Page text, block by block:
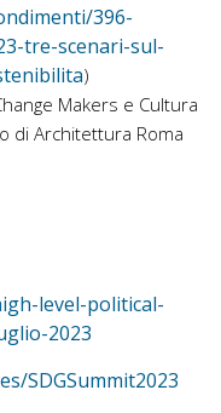
396-
tre-scenari-sul-
)
Makers e Cultura
di Architettura Roma
level-political-
2023
SDGSummit2023